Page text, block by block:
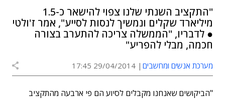
"התקציב השנתי שלנו צפוי להישאר כ-1.5
מיליארד שקלים ונמשיך לנסות לסייע", אמר ז'ולטי
● לדבריו, "הממשלה צריכה להתערב בצורה
חכמה, מבלי להפריע"
מערכת אנשים ומחשבים 29/04/2014 17:45
"הביקושים שאנחנו מקבלים לסיוע הם פי ארבעה מהתקציב